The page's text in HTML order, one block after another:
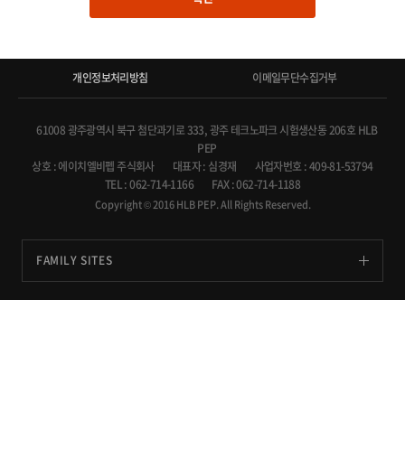
개인정보처리방침 이메일무단수집거부
61008 광주광역시 북구 첨단과기로 333, 광주 테크노파크 시험생산동 206호 HLB
PEP
상호 : 에이치엘비펩 주식회사
대표자 : 심경재
사업자번호 : 409-81-53794
TEL : 062-714-1166
FAX : 062-714-1188
Copyright © 2016 HLB PEP. All Rights Reserved.
FAMILY SITES